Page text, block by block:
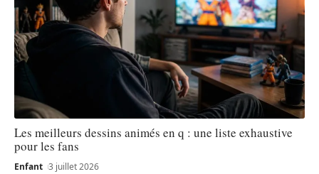
Les meilleurs dessins animés en q : une liste exhaustive
pour les fans
Enfant 3 juillet 2026